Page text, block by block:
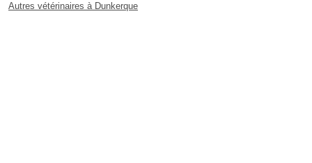
Autres vétérinaires à Dunkerque